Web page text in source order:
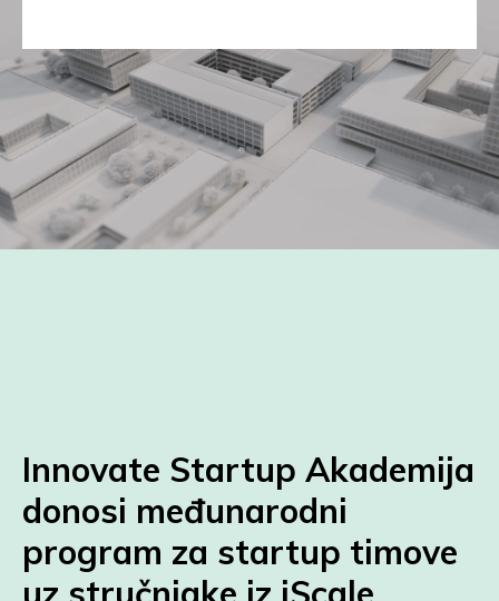
Innovate Startup Akademija
donosi međunarodni
program za startup timove